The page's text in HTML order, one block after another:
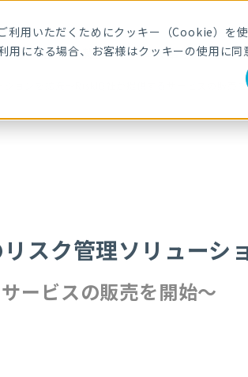
用いただくためにクッキー（Cookie）を使
用になる場合、お客様はクッキーの使用に同
サービス・製品 導入事例 セミ
ョンを拡充～RiskIQ社が提供するサービスの販売を
スク管理ソリューシ
ービスの販売を開始～